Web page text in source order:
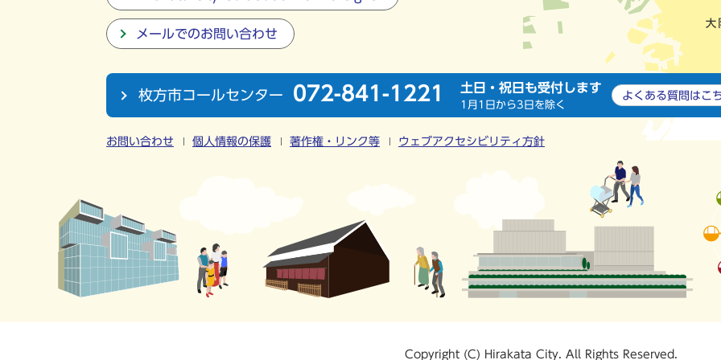
メールでのお問い合わせ
枚方市コールセンター 072-841-1221 土日・祝日も受付します
1月1日から3日を除く
よくある質問は こ
お問い合わせ 個人情報の保護 著作権・リンク等 ウェブアクセシビリティ方針
Copyright (C) Hirakata City. All Rights Reserved.